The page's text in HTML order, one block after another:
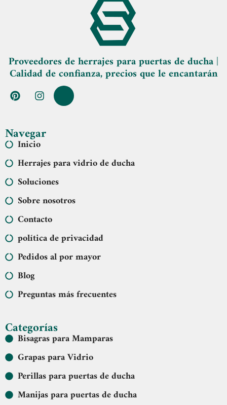
Proveedores de herrajes para puertas de ducha |
Calidad de confianza, precios que le encantarán
Navegar
Inicio
Herrajes para vidrio de ducha
Soluciones
Sobre nosotros
Contacto
política de privacidad
Pedidos al por mayor
Blog
Preguntas más frecuentes
Categorías
Bisagras para Mamparas
Grapas para Vidrio
Perillas para puertas de ducha
Manijas para puertas de ducha